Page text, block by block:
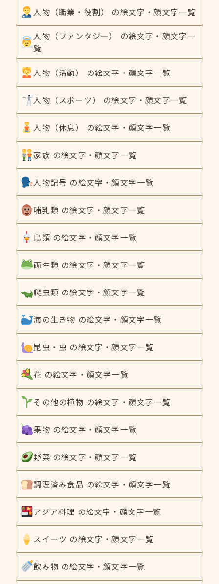
人物（職業・役割） の絵文字・顔文字一覧
人物（ファンタジー） の絵文字・顔文字一
覧
人物（活動） の絵文字・顔文字一覧
人物（スポーツ） の絵文字・顔文字一覧
人物（休息） の絵文字・顔文字一覧
家族 の絵文字・顔文字一覧
人物記号 の絵文字・顔文字一覧
哺乳類 の絵文字・顔文字一覧
鳥類 の絵文字・顔文字一覧
両生類 の絵文字・顔文字一覧
爬虫類 の絵文字・顔文字一覧
海の生き物 の絵文字・顔文字一覧
昆虫・虫 の絵文字・顔文字一覧
花 の絵文字・顔文字一覧
その他の植物 の絵文字・顔文字一覧
果物 の絵文字・顔文字一覧
野菜 の絵文字・顔文字一覧
調理済み食品 の絵文字・顔文字一覧
アジア料理 の絵文字・顔文字一覧
スイーツ の絵文字・顔文字一覧
飲み物 の絵文字・顔文字一覧